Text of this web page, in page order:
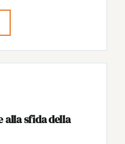
alla sfida della